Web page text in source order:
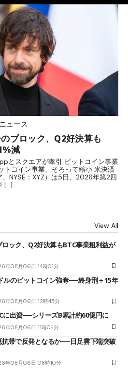
ュース
ブロック、Q2好決算も
減
とスクエアが牽引 ビットコイン事業
トコイン事業、そろって縮小 米決済
NYSE：XYZ）は5日、2026年第2四
[…]
View All
ック、Q2好決算もBTC事業粗利益が
年08月06日 14時01分
ルのビットコイン強奪──終身刑＋15年
年08月06日 12時45分
に出資──シリーズB累計約60億円に
年08月06日 11時04分
抗帯で反発となるか──日足雲下端突破
年08月06日 08時10分